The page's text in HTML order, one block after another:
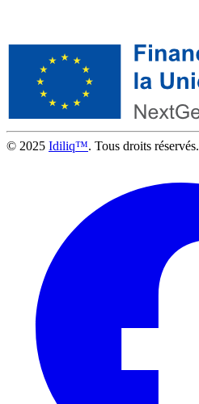
© 2025 Idiliq™. Tous droits réservés.